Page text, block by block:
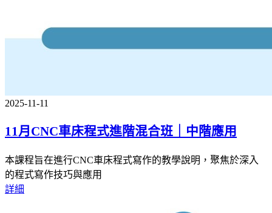
2025-11-11
11月CNC車床程式進階混合班｜中階應用
本課程旨在進行CNC車床程式寫作的教學說明，聚焦於深入
的程式寫作技巧與應用
詳細